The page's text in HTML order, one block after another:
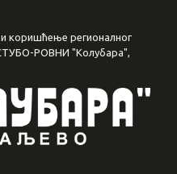
коришћење регионалног
РОВНИ "Колубара",